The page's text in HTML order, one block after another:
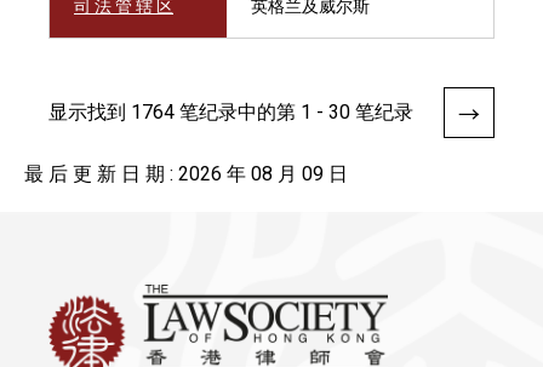
司 法 管 辖 区 英格兰及威尔斯
显示找到 1764 笔纪录中的第 1 - 30 笔纪录
最 后 更 新 日 期 : 2026 年 08 月 09 日